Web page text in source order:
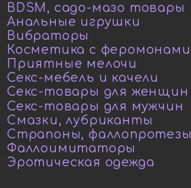
BDSM, садо-мазо товары
Анальные игрушки
Вибраторы
Косметика с феромонами
Приятные мелочи
Секс-мебель и качели
Секс-товары для женщин
Секс-товары для мужчин
Смазки, лубриканты
Страпоны, фаллопротезы
Фаллоимитаторы
Эротическая одежда